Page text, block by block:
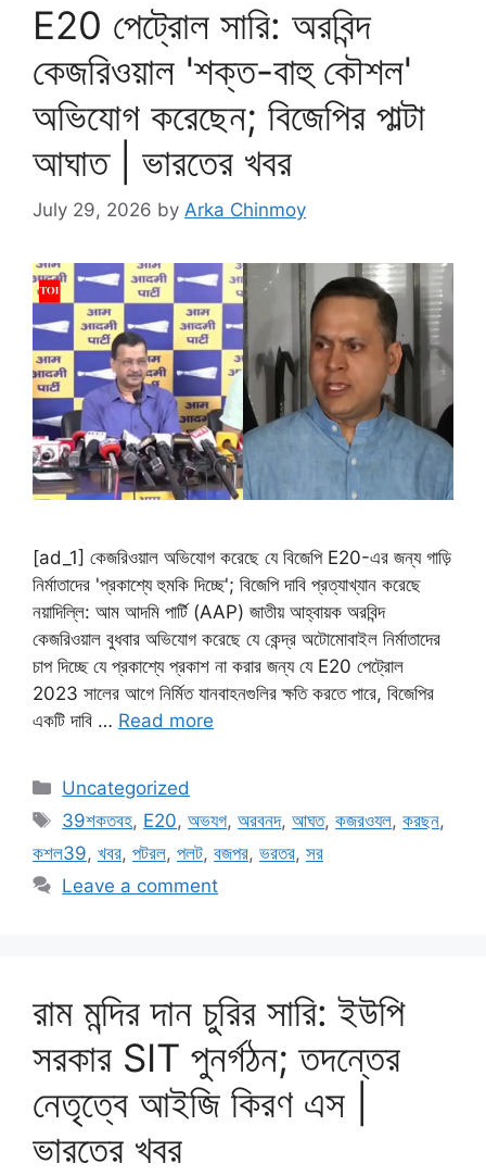
E20 পেট্রোল সারি: অরবিন্দ
কেজরিওয়াল 'শক্ত-বাহু কৌশল'
অভিযোগ করেছেন; বিজেপির পাল্টা
আঘাত | ভারতের খবর
July 29, 2026 by Arka Chinmoy
[ad_1] কেজরিওয়াল অভিযোগ করেছে যে বিজেপি E20-এর জন্য গাড়ি
নির্মাতাদের 'প্রকাশ্যে হুমকি দিচ্ছে'; বিজেপি দাবি প্রত্যাখ্যান করেছে
নয়াদিল্লি: আম আদমি পার্টি (AAP) জাতীয় আহ্বায়ক অরবিন্দ
কেজরিওয়াল বুধবার অভিযোগ করেছে যে কেন্দ্র অটোমোবাইল নির্মাতাদের
চাপ দিচ্ছে যে প্রকাশ্যে প্রকাশ না করার জন্য যে E20 পেট্রোল
2023 সালের আগে নির্মিত যানবাহনগুলির ক্ষতি করতে পারে, বিজেপির
একটি দাবি … Read more
Categories
Uncategorized
Tags
39শকতবহ, E20,অভযগ,অরবনদ,আঘত,কজরওযল,করছন,
কশল39, খবর, পটরল, পলট, বজপর, ভরতর, সর
Leave a comment
রাম মন্দির দান চুরির সারি: ইউপি
সরকার SIT পুনর্গঠন; তদন্তের
নেতৃত্বে আইজি কিরণ এস |
ভারতের খবর